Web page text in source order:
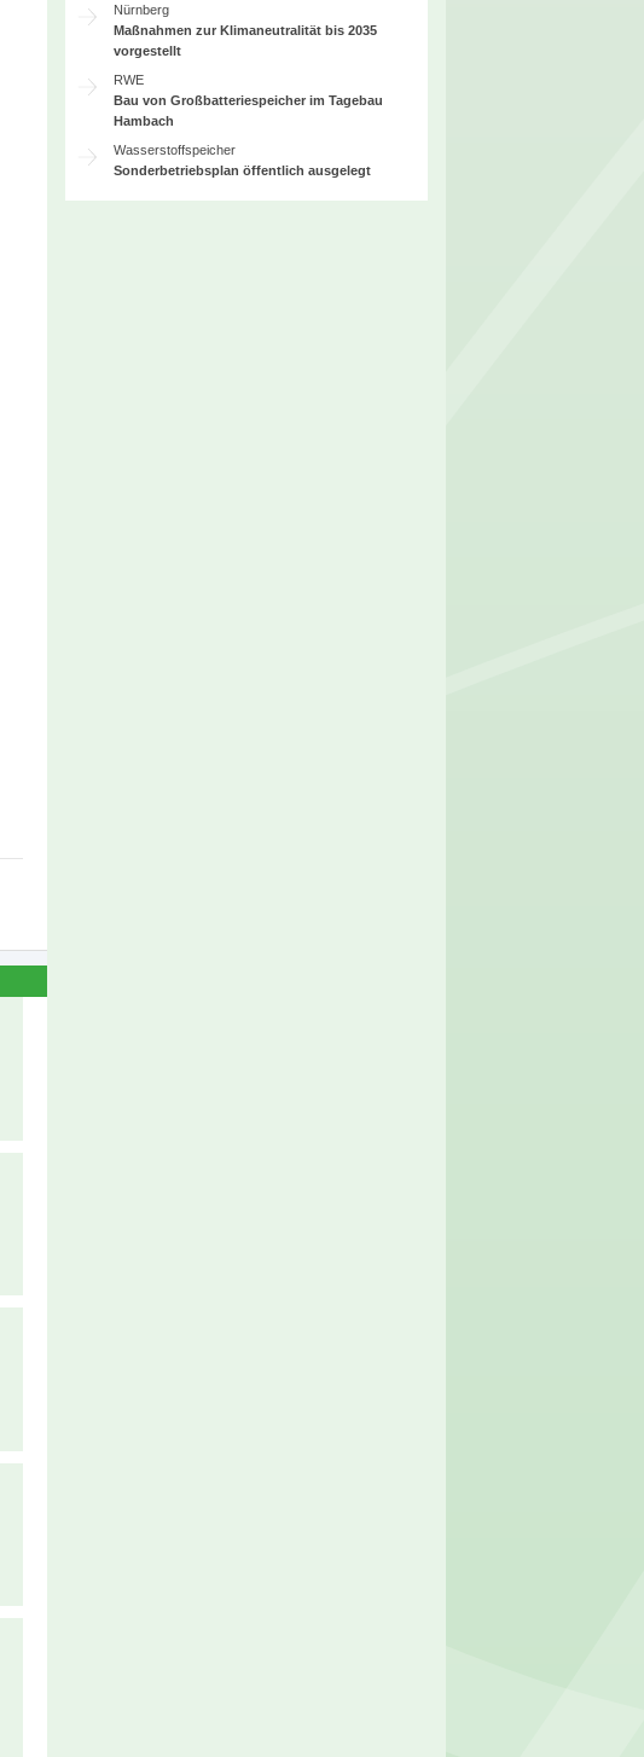
Nürnberg
Maßnahmen zur Klimaneutralität bis 2035
vorgestellt
RWE
Bau von Großbatteriespeicher im Tagebau
Hambach
Wasserstoffspeicher
Sonderbetriebsplan öffentlich ausgelegt